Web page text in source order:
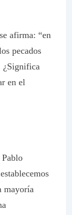
afirma: “en
pecados
¿Significa
en el
mayoría